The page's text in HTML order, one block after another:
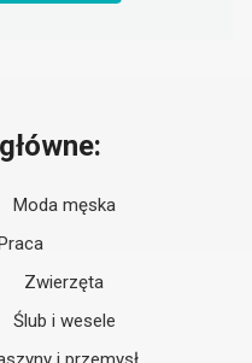
Moda męska
Zwierzęta
Ślub i wesele